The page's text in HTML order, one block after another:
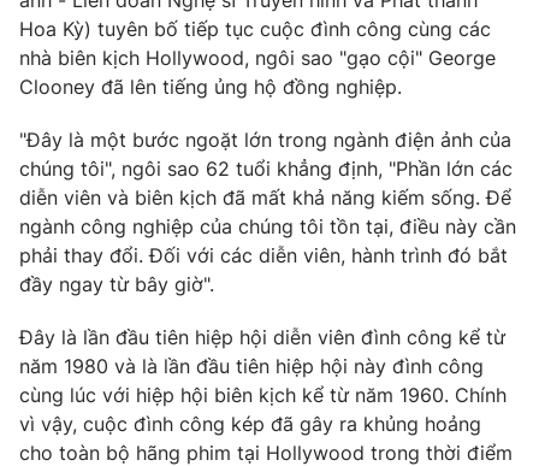
Thị trường
Góc doanh nghiệp
Truyền hình
Hậu trường
Nhân vật
Khán giả
Giải trí
Điện ảnh
Âm nhạc
Sao
Đời sống
Du lịch
Làm đẹp
Chất lượng cuộc sống
Giáo dục
Tuyển sinh
Học trực tuyến
Công nghệ
Hitech Công nghệ tương lai
Sản phẩm
Giao lưu trực tuyến
Hoa Kỳ) tuyên bố tiếp tục cuộc đình công cùng các
nhà biên kịch Hollywood, ngôi sao "gạo cội" George
Clooney đã lên tiếng ủng hộ đồng nghiệp.
"Đây là một bước ngoặt lớn trong ngành điện ảnh của
chúng tôi", ngôi sao 62 tuổi khẳng định, "Phần lớn các
diễn viên và biên kịch đã mất khả năng kiếm sống. Để
ngành công nghiệp của chúng tôi tồn tại, điều này cần
phải thay đổi. Đối với các diễn viên, hành trình đó bắt
đầy ngay từ bây giờ".
Đây là lần đầu tiên hiệp hội diễn viên đình công kể từ
năm 1980 và là lần đầu tiên hiệp hội này đình công
cùng lúc với hiệp hội biên kịch kể từ năm 1960. Chính
vì vậy, cuộc đình công kép đã gây ra khủng hoảng
cho toàn bộ hãng phim tại Hollywood trong thời điểm